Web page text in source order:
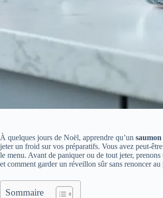
À quelques jours de Noël, apprendre qu’un
jeter un froid sur vos préparatifs. Vous avez
le menu. Avant de paniquer ou de tout jeter,
et comment garder un réveillon sûr sans renoncer au
Sommaire